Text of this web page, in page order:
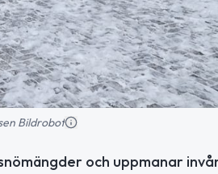
Bildrobot
och uppmanar